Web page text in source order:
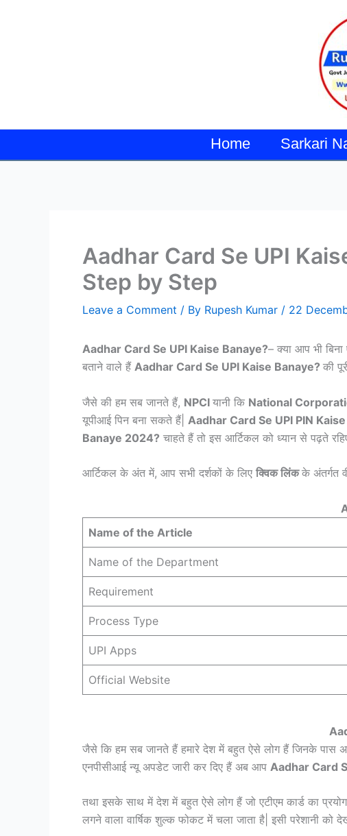
Home Sarkari
Aadhar Card Se UPI Kaise
Step by Step
Leave a Comment / By Rupesh Kumar / 22
Aadhar Card Se UPI Kaise Banaye?– क्या आप भी
बताने वाले हैं Aadhar Card Se UPI Kaise Banaye? की
जैसे की हम सब जानते हैं, NPCI यानी कि National
यूपीआई पिन बना सकते हैं| Aadhar Card Se UPI PIN
Banaye 2024? चाहते हैं तो इस आर्टिकल को ध्यान से पढ़ते
आर्टिकल के अंत में, आप सभी दर्शकों के लिए क्विक लिंकके अंतर्गत
Name of the Article
Name of the Department
Requirement
Process Type
UPI Apps
Official Website
जैसे कि हम सब जानते हैं हमारे देश में बहुत ऐसे लोग हैं जिनके पास
एनपीसीआई न्यू अपडेट जारी कर दिए हैं अब आप Aadhar Card
तथा इसके साथ में देश में बहुत ऐसे लोग हैं जो एटीएम कार्ड का
लगने वाला वार्षिक शुल्क फोकट में चला जाता है| इसी परेशानी को